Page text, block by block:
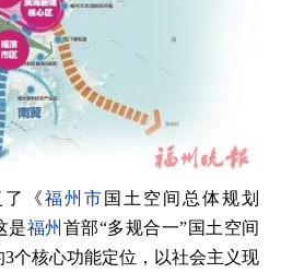
《福州市 国土空间总体规划
是福州 首部“多规合一”国土空间
个核心功能定位，以社会主义现